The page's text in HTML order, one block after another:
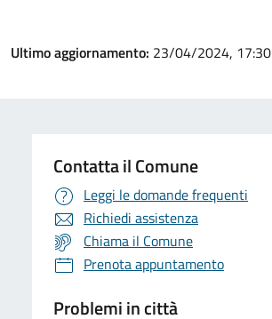
Ultimo aggiornamento: 23/04/2024, 17:30
Contatta il Comune
Leggi le domande frequenti
Richiedi assistenza
Chiama il Comune
Prenota appuntamento
Problemi in città